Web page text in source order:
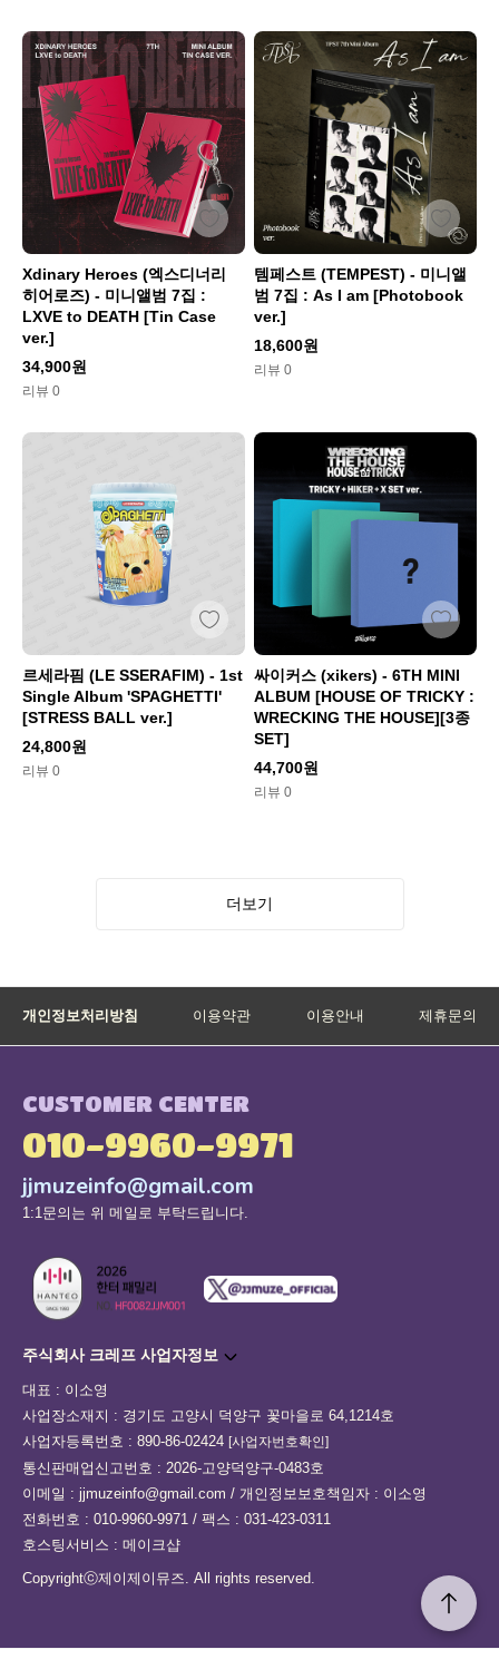
Xdinary Heroes (엑스디너리
히어로즈) - 미니앨범 7집 :
LXVE to DEATH [Tin Case
ver.]
34,900원
리뷰 0
템페스트 (TEMPEST) - 미니앨
범 7집 : As I am [Photobook
ver.]
18,600원
리뷰 0
르세라핌 (LE SSERAFIM) - 1st
Single Album 'SPAGHETTI'
[STRESS BALL ver.]
24,800원
리뷰 0
싸이커스 (xikers) - 6TH MINI
ALBUM [HOUSE OF TRICKY :
WRECKING THE HOUSE][3종
SET]
44,700원
리뷰 0
더보기
개인정보처리방침 이용약관 이용안내 제휴문의
CUSTOMER CENTER
010-9960-9971
jjmuzeinfo@gmail.com
1:1문의는 위 메일로 부탁드립니다.
주식회사 크레프 사업자정보
대표 : 이소영
사업장소재지 : 경기도 고양시 덕양구 꽃마을로 64,1214호
사업자등록번호 : 890-86-02424 [사업자번호확인]
통신판매업신고번호 : 2026-고양덕양구-0483호
이메일 : jjmuzeinfo@gmail.com / 개인정보보호책임자 : 이소영
전화번호 : 010-9960-9971 / 팩스 : 031-423-0311
호스팅서비스 : 메이크샵
Copyrightⓒ제이제이뮤즈. All rights reserved.